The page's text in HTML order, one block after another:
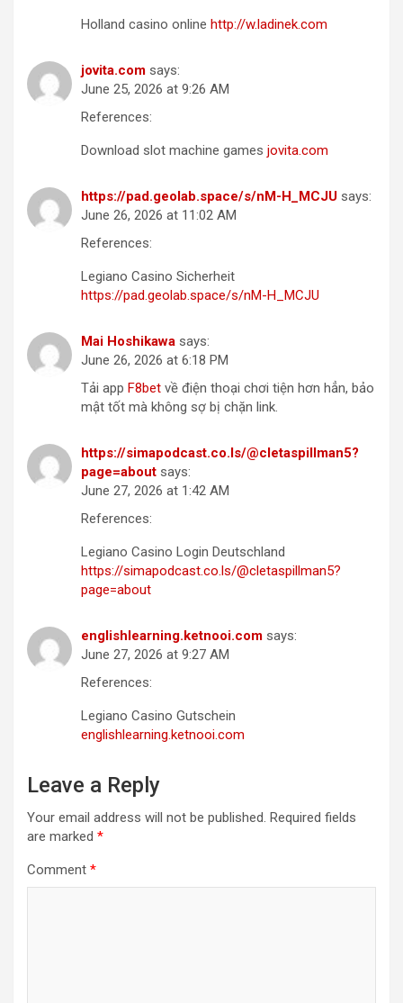
Holland casino online http://w.ladinek.com
jovita.com says:
June 25, 2026 at 9:26 AM
References:
Download slot machine games jovita.com
https://pad.geolab.space/s/nM-H_MCJU says:
June 26, 2026 at 11:02 AM
References:
Legiano Casino Sicherheit
https://pad.geolab.space/s/nM-H_MCJU
Mai Hoshikawa says:
June 26, 2026 at 6:18 PM
Tải app F8bet về điện thoại chơi tiện hơn hẳn, bảo
mật tốt mà không sợ bị chặn link.
https://simapodcast.co.ls/@cletaspillman5?
page=about says:
June 27, 2026 at 1:42 AM
References:
Legiano Casino Login Deutschland
https://simapodcast.co.ls/@cletaspillman5?
page=about
englishlearning.ketnooi.com says:
June 27, 2026 at 9:27 AM
References:
Legiano Casino Gutschein
englishlearning.ketnooi.com
Leave a Reply
Your email address will not be published. Required fields
are marked *
Comment *